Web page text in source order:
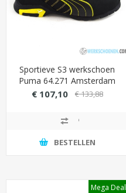
Sportieve S3 werkschoen
Puma 64.271 Amsterdam
low met stevige TPU
€ 107,10 € 133,88
BESTELLEN
Mega Deal